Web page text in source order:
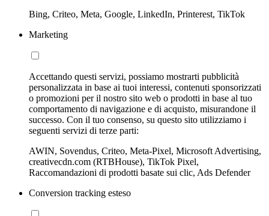
Bing, Criteo, Meta, Google, LinkedIn, Printerest, TikTok
Marketing
Accettando questi servizi, possiamo mostrarti pubblicità
personalizzata in base ai tuoi interessi, contenuti sponsorizzati
o promozioni per il nostro sito web o prodotti in base al tuo
comportamento di navigazione e di acquisto, misurandone il
successo. Con il tuo consenso, su questo sito utilizziamo i
seguenti servizi di terze parti:
AWIN, Sovendus, Criteo, Meta-Pixel, Microsoft Advertising,
creativecdn.com (RTBHouse), TikTok Pixel,
Raccomandazioni di prodotti basate sui clic, Ads Defender
Conversion tracking esteso